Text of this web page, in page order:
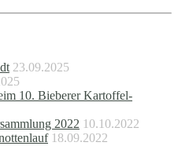
23.09.2025
10. Bieberer Kartoffel-
2022 10.10.2022
18.09.2022